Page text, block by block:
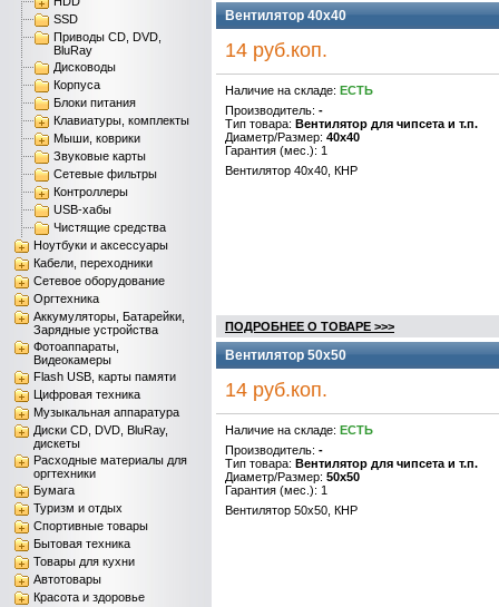
SSD
Приводы CD, DVD,
BluRay
Дисководы
Корпуса
Блоки питания
Клавиатуры, комплекты
Мыши, коврики
Звуковые карты
Сетевые фильтры
Контроллеры
USB-хабы
Чистящие средства
Ноутбуки и аксессуары
Кабели, переходники
Сетевое оборудование
Оргтехника
Аккумуляторы, Батарейки,
Зарядные устройства
Фотоаппараты,
Видеокамеры
Flash USB, карты памяти
Цифровая техника
Музыкальная аппаратура
Диски CD, DVD, BluRay,
дискеты
Расходные материалы для
оргтехники
Бумага
Туризм и отдых
Спортивные товары
Бытовая техника
Товары для кухни
Автотовары
Красота и здоровье
Вентилятор 40x40
14 руб.коп.
Наличие на складе: ЕСТЬ
Производитель: -
Тип товара: Вентилятор для чипсета и т.п.
Диаметр/Размер: 40x40
Гарантия (мес.): 1
Вентилятор 40x40, КНР
ПОДРОБНЕЕ О ТОВАРЕ >>>
Вентилятор 50x50
14 руб.коп.
Наличие на складе: ЕСТЬ
Производитель: -
Тип товара: Вентилятор для чипсета и т.п.
Диаметр/Размер: 50x50
Гарантия (мес.): 1
Вентилятор 50x50, КНР